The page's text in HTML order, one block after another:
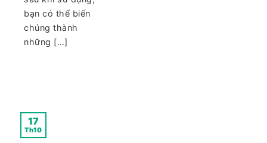
bạn có thể biến
chúng thành
những […]
17
Th10